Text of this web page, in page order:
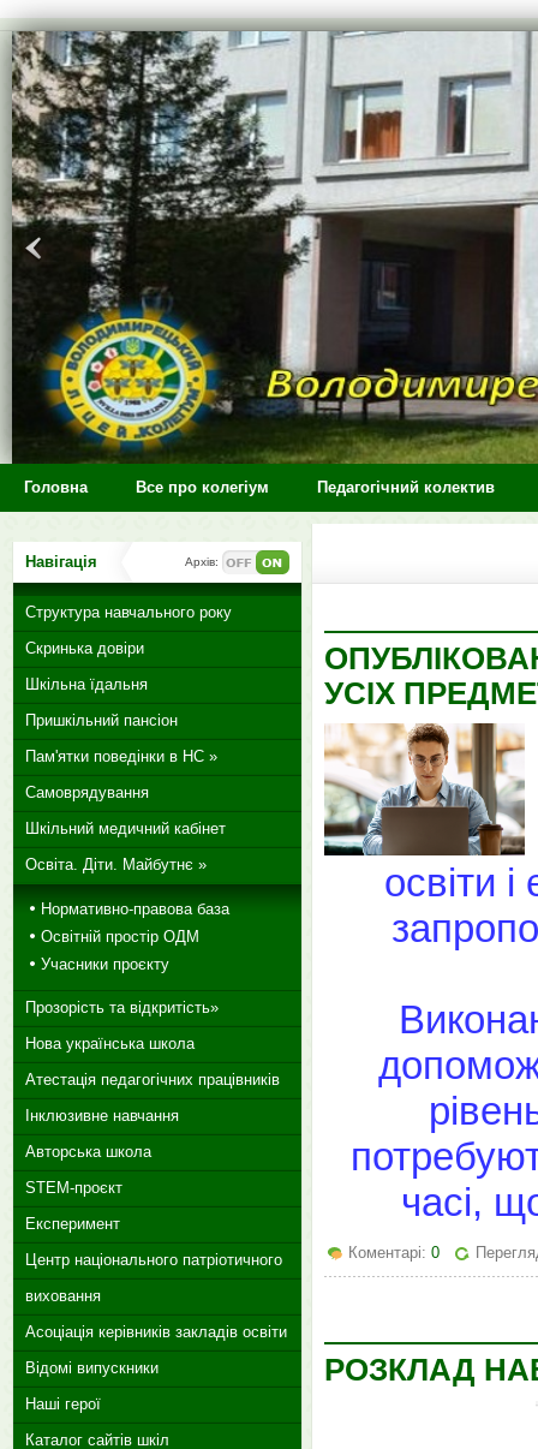
>
Головна Все про колегіум Педагогічний колектив
УСІХ
освіти
часі,
Коментарі: 0
РОЗКЛАД
Навігація Архів:
Структура навчального року
Скринька довіри
Шкільна їдальня
Пришкільний пансіон
Пам'ятки поведінки в НС »
Самоврядування
Шкільний медичний кабінет
Освіта. Діти. Майбутнє »
Нормативно-правова база
Освітній простір ОДМ
Учасники проєкту
Прозорість та відкритість»
Нова українська школа
Атестація педагогічних працівників
Інклюзивне навчання
Авторська школа
STEM-проєкт
Експеримент
Центр національного патріотичного
виховання
Асоціація керівників закладів освіти
Відомі випускники
Наші герої
Каталог сайтів шкіл